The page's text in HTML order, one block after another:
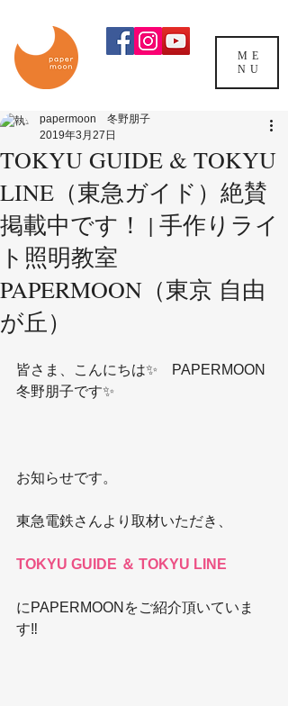
ME
NU
TOKYU GUIDE & TOKYU
LINE（東急ガイド）絶賛
掲載中です！ | 手作りライ
ト照明教室
PAPERMOON（東京 自由
が丘）
papermoon 冬野朋子
2019年3月27日
皆さま、こんにちは✨　PAPERMOON
冬野朋子です✨
お知らせです。
東急電鉄さんより取材いただき、
TOKYU GUIDE ＆ TOKYU LINE
にPAPERMOONをご紹介頂いていま
す‼️